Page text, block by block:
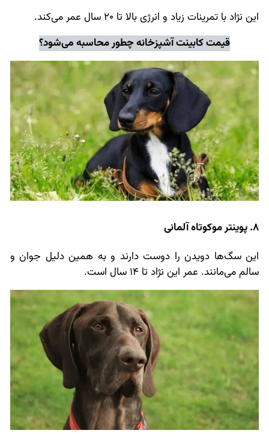
این نژاد با تمرینات زیاد و انرژی بالا تا 20 سال عمر می‌کند.
قیمت کابینت آشپزخانهچطور محاسبه می‌شود؟
8. پوینتر موکوتاه آلمانی
این سگ‌ها دویدن را دوست دارند و به همین دلیل جوان و
سالم می‌مانند. عمر این نژاد تا 14 سال است.